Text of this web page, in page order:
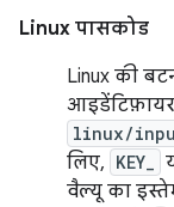
Linux पासकोड
Linux की
linux/
लिए, KEY_
वैल्यू का